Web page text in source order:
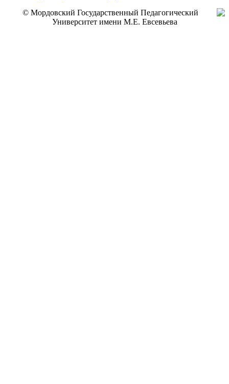
© Мордовский Государственный Педагогический
Университет имени М.Е. Евсевьева